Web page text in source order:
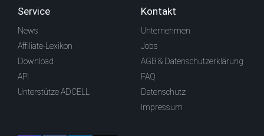
Service
News
Affiliate-Lexikon
Download
API
Unterstütze ADCELL
Kontakt
Unternehmen
Jobs
AGB & Datenschutzerklärung
FAQ
Datenschutz
Impressum